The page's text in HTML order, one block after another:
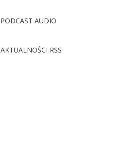
PODCAST AUDIO
AKTUALNOŚCI RSS